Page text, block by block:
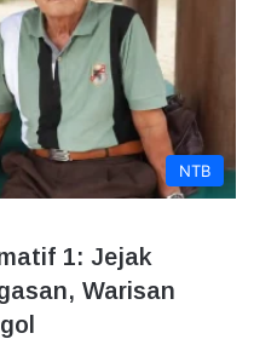
NTB
1: Jejak
Warisan